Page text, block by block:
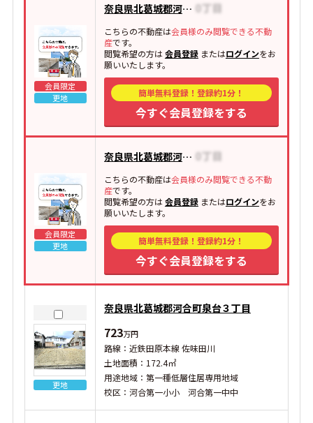
会員限定
更地
奈良県北葛城郡河合町高塚台
こちらの不動産は会員様のみ閲覧できる不動
産です。
閲覧希望の方は会員登録またはログインをお
願いいたします。
簡単無料登録！登録約1分！
今すぐ会員登録をする
会員限定
更地
奈良県北葛城郡河合町泉台
こちらの不動産は会員様のみ閲覧できる不動
産です。
閲覧希望の方は会員登録またはログインをお
願いいたします。
簡単無料登録！登録約1分！
今すぐ会員登録をする
更地
奈良県北葛城郡河合町泉台３丁目
723万円
路線：近鉄田原本線 佐味田川
土地面積：172.4㎡
用途地域：第一種低層住居専用地域
校区：河合第一小小 河合第一中中